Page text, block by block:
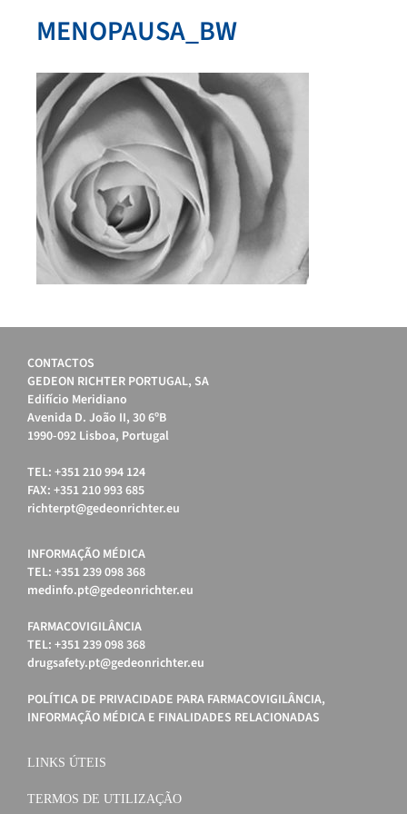
MENOPAUSA_BW
CONTACTOS
GEDEON RICHTER PORTUGAL, SA
Edifício Meridiano
Avenida D. João II, 30 6ºB
1990-092 Lisboa, Portugal
TEL: +351 210 994 124
FAX: +351 210 993 685
richterpt@gedeonrichter.eu
INFORMAÇÃO MÉDICA
TEL: +351 239 098 368
medinfo.pt@gedeonrichter.eu
FARMACOVIGILÂNCIA
TEL: +351 239 098 368
drugsafety.pt@gedeonrichter.eu
POLÍTICA DE PRIVACIDADE PARA FARMACOVIGILÂNCIA,
INFORMAÇÃO MÉDICA E FINALIDADES RELACIONADAS
LINKS ÚTEIS
TERMOS DE UTILIZAÇÃO